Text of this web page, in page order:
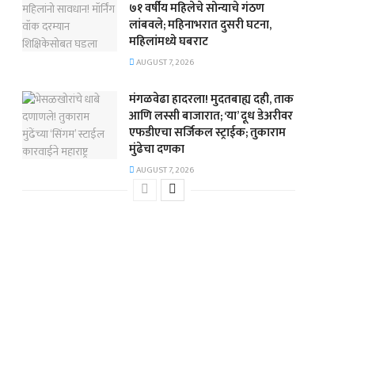
७१ वर्षीय महिलेचे सोन्याचे गंठण
लांबवले; महिनाभरात दुसरी घटना,
महिलांमध्ये घबराट
AUGUST 7, 2026
​मंगळवेढा हादरला! मुदतबाह्य दही, ताक
आणि लस्सी बाजारात; ‘या’ दूध डेअरीवर
एफडीएचा सर्जिकल स्ट्राईक; ​तुकाराम
मुंढेचा दणका
AUGUST 7, 2026